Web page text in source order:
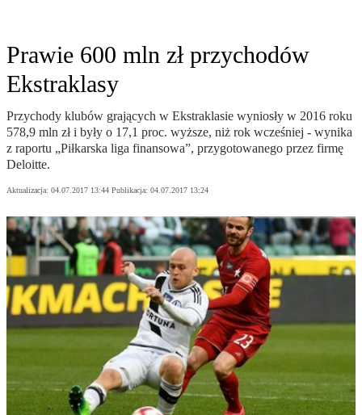
Prawie 600 mln zł przychodów
Ekstraklasy
Przychody klubów grających w Ekstraklasie wyniosły w 2016 roku
578,9 mln zł i były o 17,1 proc. wyższe, niż rok wcześniej - wynika
z raportu „Piłkarska liga finansowa”, przygotowanego przez firmę
Deloitte.
Aktualizacja: 04.07.2017 13:44 Publikacja: 04.07.2017 13:24